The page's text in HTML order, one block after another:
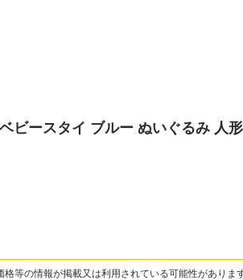
ビースタイ ブルー ぬいぐるみ 人形
等の情報が掲載又は利用されている可能性がありま